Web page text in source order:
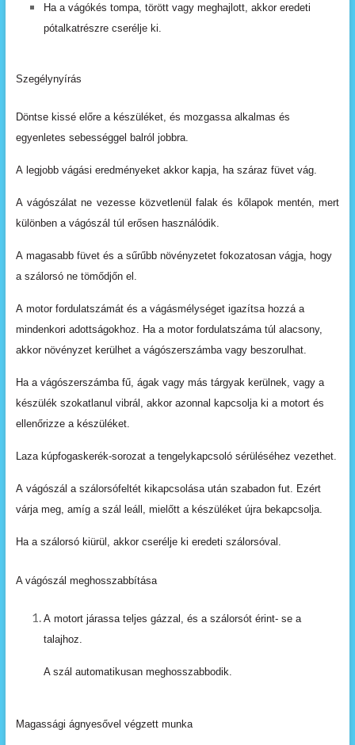
Ha a vágókés tompa, törött vagy meghajlott, akkor eredeti
pótalkatrészre cserélje ki.
Szegélynyírás
Döntse kissé előre a készüléket, és mozgassa alkalmas és
egyenletes sebességgel balról jobbra.
A legjobb vágási eredményeket akkor kapja, ha száraz füvet vág.
A vágószálat ne vezesse közvetlenül falak és kőlapok mentén,
mert
különben a vágószál túl erősen használódik.
A magasabb füvet és a sűrűbb növényzetet fokozatosan vágja,
hogy
a szálorsó ne tömődjőn el.
A motor fordulatszámát és a vágásmélységet igazítsa hozzá a
mindenkori adottságokhoz. Ha a motor fordulatszáma túl alacsony,
akkor növényzet kerülhet a vágószerszámba vagy beszorulhat.
Ha a vágószerszámba fű, ágak vagy más tárgyak kerülnek, vagy a
készülék szokatlanul vibrál, akkor azonnal kapcsolja ki a motort és
ellenőrizze a készüléket.
Laza kúpfogaskerék-sorozat a tengelykapcsoló sérüléséhez vezethet.
A vágószál a szálorsófeltét kikapcsolása után szabadon fut. Ezért
várja meg, amíg a szál leáll, mielőtt a készüléket újra bekapcsolja.
Ha a szálorsó kiürül, akkor cserélje ki eredeti szálorsóval.
A vágószál meghosszabbítása
A motort járassa teljes gázzal, és a szálorsót érint- se a
talajhoz.
A szál automatikusan meghosszabbodik.
Magassági ágnyesővel végzett munka